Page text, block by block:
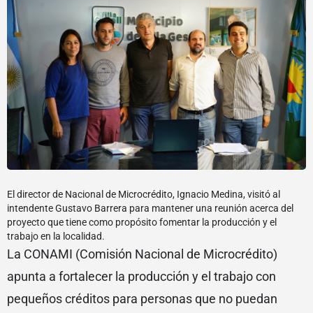
El director de Nacional de Microcrédito, Ignacio Medina, visitó al
intendente Gustavo Barrera para mantener una reunión acerca del
proyecto que tiene como propósito fomentar la producción y el
trabajo en la localidad.
La CONAMI (Comisión Nacional de Microcrédito)
apunta a fortalecer la producción y el trabajo con
pequeños créditos para personas que no puedan